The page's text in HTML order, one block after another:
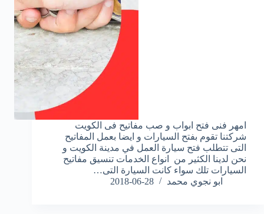
امهر فنى فتح ابواب و صب مفاتيح فى الكويت
شركتنا تقوم بفتح السيارات و ايضا بعمل المفاتيح
التى تتطلب فتح سيارة العمل في مدينة الكويت و
نحن لدينا الكثير من انواع الخدمات تنسيق مفاتيح
السيارات تلك سواء كانت السيارة التى…
ابو نجوي محمد
2018-06-28